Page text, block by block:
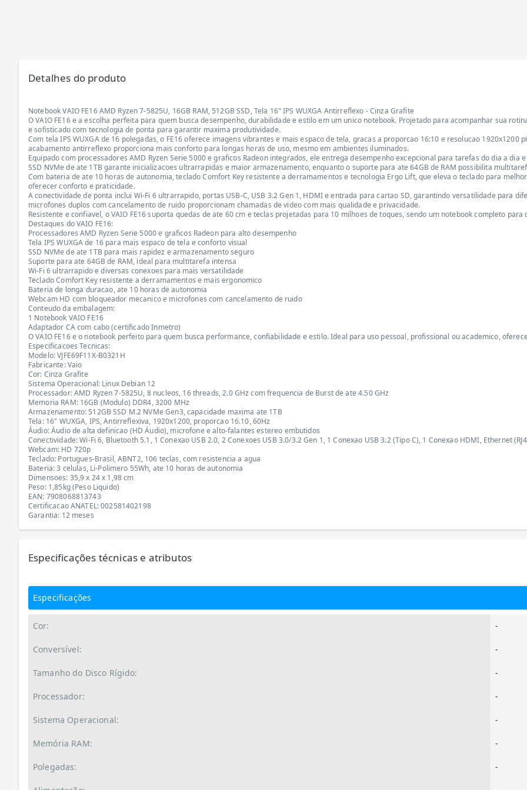
Detalhes do produto
Notebook VAIO FE16 AMD Ryzen 7-5825U, 16GB RAM, 512GB SSD, Tela 16" IPS WUXGA Antirreflexo - Cinza Grafite
O VAIO FE16 e a escolha perfeita para quem busca desempenho, durabilidade e estilo em um unico notebook. Projetado para acompanhar sua
e sofisticado com tecnologia de ponta para garantir maxima produtividade.
Com tela IPS WUXGA de 16 polegadas, o FE16 oferece imagens vibrantes e mais espaco de tela, gracas a proporcao 16:10 e resolucao
acabamento antirreflexo proporciona mais conforto para longas horas de uso, mesmo em ambientes iluminados.
Equipado com processadores AMD Ryzen Serie 5000 e graficos Radeon integrados, ele entrega desempenho excepcional para tarefas do dia a dia
SSD NVMe de ate 1TB garante inicializacoes ultrarrapidas e maior armazenamento, enquanto o suporte para ate 64GB de RAM possibilita
Com bateria de ate 10 horas de autonomia, teclado Comfort Key resistente a derramamentos e tecnologia Ergo Lift, que eleva o teclado para
oferecer conforto e praticidade.
A conectividade de ponta inclui Wi-Fi 6 ultrarrapido, portas USB-C, USB 3.2 Gen 1, HDMI e entrada para cartao SD, garantindo versatilidade para
microfones duplos com cancelamento de ruido proporcionam chamadas de video com mais qualidade e privacidade.
Resistente e confiavel, o VAIO FE16 suporta quedas de ate 60 cm e teclas projetadas para 10 milhoes de toques, sendo um notebook completo
Destaques do VAIO FE16:
Processadores AMD Ryzen Serie 5000 e graficos Radeon para alto desempenho
Tela IPS WUXGA de 16 para mais espaco de tela e conforto visual
SSD NVMe de ate 1TB para mais rapidez e armazenamento seguro
Suporte para ate 64GB de RAM, ideal para multitarefa intensa
Wi-Fi 6 ultrarrapido e diversas conexoes para mais versatilidade
Teclado Comfort Key resistente a derramamentos e mais ergonomico
Bateria de longa duracao, ate 10 horas de autonomia
Webcam HD com bloqueador mecanico e microfones com cancelamento de ruido
Conteudo da embalagem:
1 Notebook VAIO FE16
Adaptador CA com cabo (certificado Inmetro)
O VAIO FE16 e o notebook perfeito para quem busca performance, confiabilidade e estilo. Ideal para uso pessoal, profissional ou academico,
Especificacoes Tecnicas:
Modelo: VJFE69F11X-B0321H
Fabricante: Vaio
Cor: Cinza Grafite
Sistema Operacional: Linux Debian 12
Processador: AMD Ryzen 7-5825U, 8 nucleos, 16 threads, 2.0 GHz com frequencia de Burst de ate 4.50 GHz
Memoria RAM: 16GB (Modulo) DDR4, 3200 MHz
Armazenamento: 512GB SSD M.2 NVMe Gen3, capacidade maxima ate 1TB
Tela: 16" WUXGA, IPS, Antirreflexiva, 1920x1200, proporcao 16.10, 60Hz
Áudio: Áudio de alta definicao (HD Áudio), microfone e alto-falantes estereo embutidos
Conectividade: Wi-Fi 6, Bluetooth 5.1, 1 Conexao USB 2.0, 2 Conexoes USB 3.0/3.2 Gen 1, 1 Conexao USB 3.2 (Tipo C), 1 Conexao HDMI, Ethernet
Webcam: HD 720p
Teclado: Portugues-Brasil, ABNT2, 106 teclas, com resistencia a agua
Bateria: 3 celulas, Li-Polimero 55Wh, ate 10 horas de autonomia
Dimensoes: 35,9 x 24 x 1,98 cm
Peso: 1,85kg (Peso Liquido)
EAN: 7908068813743
Certificacao ANATEL: 002581402198
Garantia: 12 meses
Especificações técnicas e atributos
Especificações
Cor: -
Conversível: -
Tamanho do Disco Rígido: -
Processador: -
Sistema Operacional: -
Memória RAM: -
Polegadas: -